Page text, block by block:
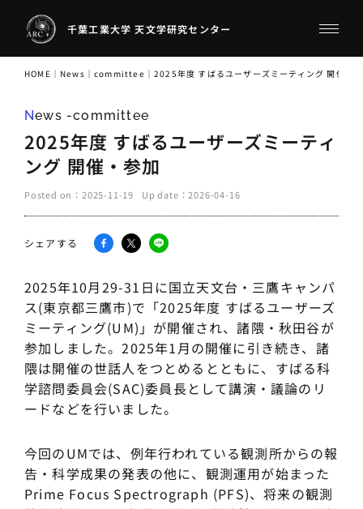
千葉工業大学 天文学研究センター
HOME ｜ News ｜committee ｜2025年度 すばるユーザーズミーティング 開催・
News -committee
2025年度 すばるユーザーズミーティ
ング 開催・参加
Posted on： 2025-11-19 Up date： 2026-04-16
シェアする
2025年10月29-31日に国立天文台・三鷹キャンパ
ス(東京都三鷹市)で「2025年度 すばるユーザーズ
ミーティング(UM)」が開催され、諸隈・秋田谷が
参加しました。2025年1月の開催に引き続き、諸
隈は開催の世話人をつとめるとともに、すばる科
学諮問委員会(SAC)委員長として講演・議論のリ
ードなどを行いました。
今回のUMでは、例年行われている観測所からの報
告・科学成果の発表の他に、観測運用が始まった
Prime Focus Spectrograph (PFS)、将来の観測